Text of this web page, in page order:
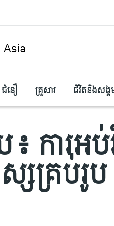
ជំនឿ គ្រួសារ ជីវិតនិងសង្គ
៖ ការ
គ្រប់រូប